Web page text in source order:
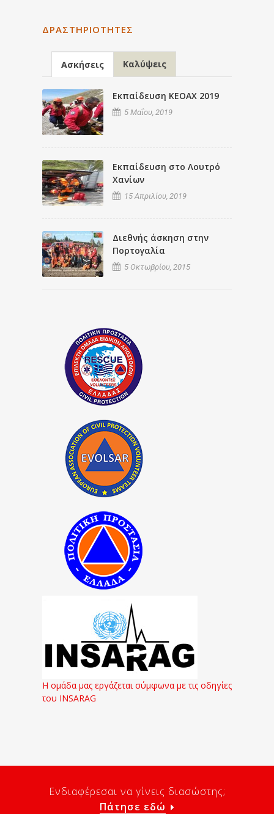
ΔΡΑΣΤΗΡΙΌΤΗΤΕΣ
Ασκήσεις Καλύψεις
Εκπαίδευση ΚΕΟΑΧ 2019
5 Μαΐου, 2019
Εκπαίδευση στο Λουτρό
Χανίων
15 Απριλίου, 2019
Διεθνής άσκηση στην
Πορτογαλία
5 Οκτωβρίου, 2015
Η ομάδα μας εργάζεται σύμφωνα με τις οδηγίες
του INSARAG
Ενδιαφέρεσαι να γίνεις διασώστης;
Πάτησε εδώ